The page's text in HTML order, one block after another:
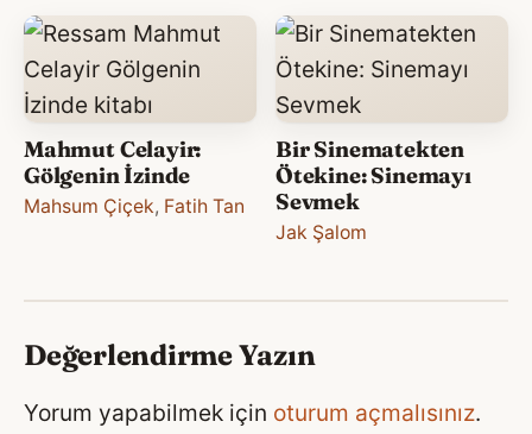
Mahmut Celayir:
Gölgenin İzinde
Mahsum Çiçek, Fatih Tan
Bir Sinematekten
Ötekine: Sinemayı
Sevmek
Jak Şalom
Değerlendirme Yazın
Yorum yapabilmek için oturum açmalısınız.